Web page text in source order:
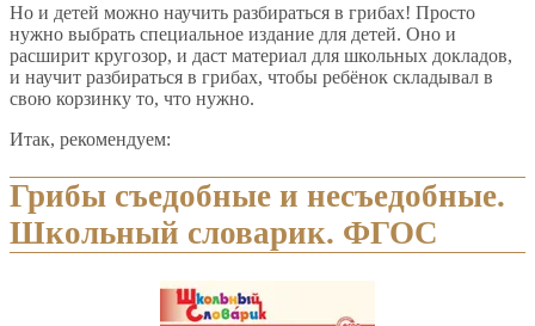
Но и детей можно научить разбираться в грибах! Просто
нужно выбрать специальное издание для детей. Оно и
расширит кругозор, и даст материал для школьных докладов,
и научит разбираться в грибах, чтобы ребёнок складывал в
свою корзинку то, что нужно.
Итак, рекомендуем:
Грибы съедобные и несъедобные.
Школьный словарик. ФГОС